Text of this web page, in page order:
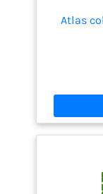
Atlas